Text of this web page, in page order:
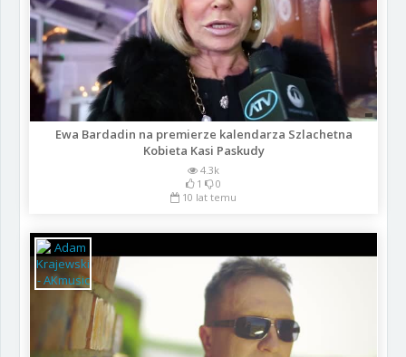
Ewa Bardadin na premierze kalendarza Szlachetna
Kobieta Kasi Paskudy
4.3k
1
0
10 lat temu